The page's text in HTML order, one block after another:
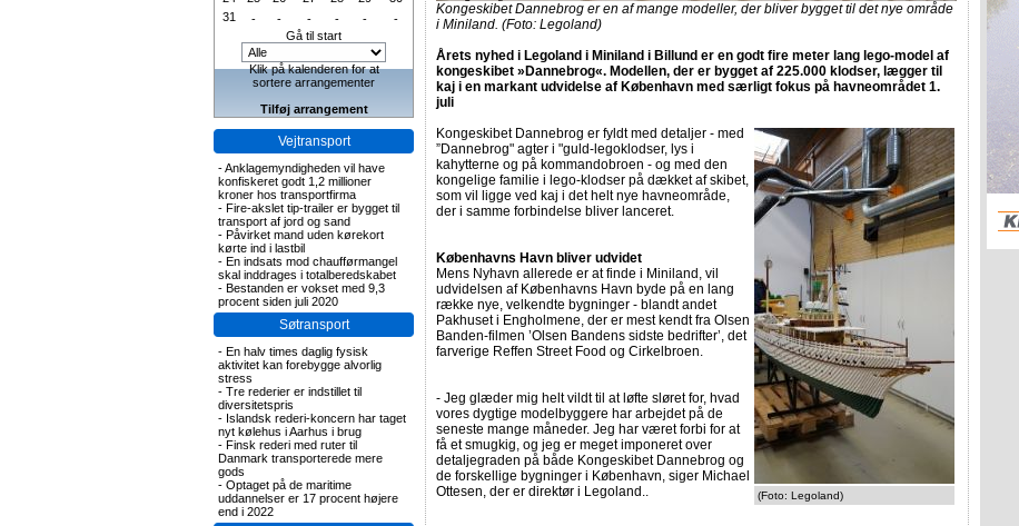
31
- - - - -
-
Gå til start
Klik på kalenderen for at
sortere arrangementer
Tilføj arrangement
Vejtransport
-Anklagemyndigheden vil have
konfiskeret godt 1,2 millioner
kroner hos transportfirma
- Fire-akslet tip-trailer er bygget til
transport af jord og sand
- Påvirket mand uden kørekort
kørte ind i lastbil
- En indsats mod chaufførmangel
skal inddrages i totalberedskabet
- Bestanden er vokset med 9,3
procent siden juli 2020
Søtransport
- En halv times daglig fysisk
aktivitet kan forebygge alvorlig
stress
- Tre rederier er indstillet til
diversitetspris
- Islandsk rederi-koncern har taget
nyt kølehus i Aarhus i brug
- Finsk rederi med ruter til
Danmark transporterede mere
gods
- Optaget på de maritime
uddannelser er 17 procent højere
end i 2022
Kongeskibet Dannebrog er en af mange modeller, der bliver bygget til det nye område
i Miniland. (Foto: Legoland)
Årets nyhed i Legoland i Miniland i Billund er en godt fire meter lang lego-model af
kongeskibet »Dannebrog«. Modellen, der er bygget af 225.000 klodser, lægger til
kaj i en markant udvidelse af København med særligt fokus på havneområdet 1.
juli
(Foto: Legoland)
Kongeskibet Dannebrog er fyldt med detaljer - med
”Dannebrog" agter i "guld-legoklodser, lys i
kahytterne og på kommandobroen - og med den
kongelige familie i lego-klodser på dækket af skibet,
som vil ligge ved kaj i det helt nye havneområde,
der i samme forbindelse bliver lanceret.
Københavns Havn bliver udvidet
Mens Nyhavn allerede er at finde i Miniland, vil
udvidelsen af Københavns Havn byde på en lang
række nye, velkendte bygninger - blandt andet
Pakhuset i Engholmene, der er mest kendt fra Olsen
Banden-filmen ’Olsen Bandens sidste bedrifter’, det
farverige Reffen Street Food og Cirkelbroen.
- Jeg glæder mig helt vildt til at løfte sløret for, hvad
vores dygtige modelbyggere har arbejdet på de
seneste mange måneder. Jeg har været forbi for at
få et smugkig, og jeg er meget imponeret over
detaljegraden på både Kongeskibet Dannebrog og
de forskellige bygninger i København, siger Michael
Ottesen, der er direktør i Legoland..